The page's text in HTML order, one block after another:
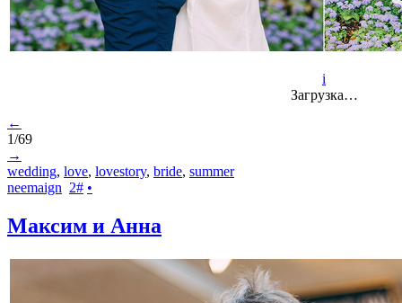
i
Загрузка…
←
1/69
→
wedding, love, lovestory, bride, summer
neemaign 2# •
Максим и Анна